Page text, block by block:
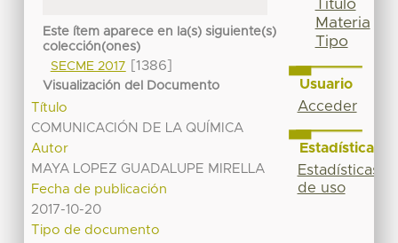
Este ítem aparece en la(s) siguiente(s)
colección(ones)
SECME 2017
[1386]
Visualización del Documento
Título
COMUNICACIÓN DE LA QUÍMICA
Autor
MAYA LOPEZ GUADALUPE MIRELLA
Fecha de publicación
2017-10-20
Tipo de documento
Título
Materia
Tipo
Usuario
Acceder
Estadísticas
Estadísticas
de uso